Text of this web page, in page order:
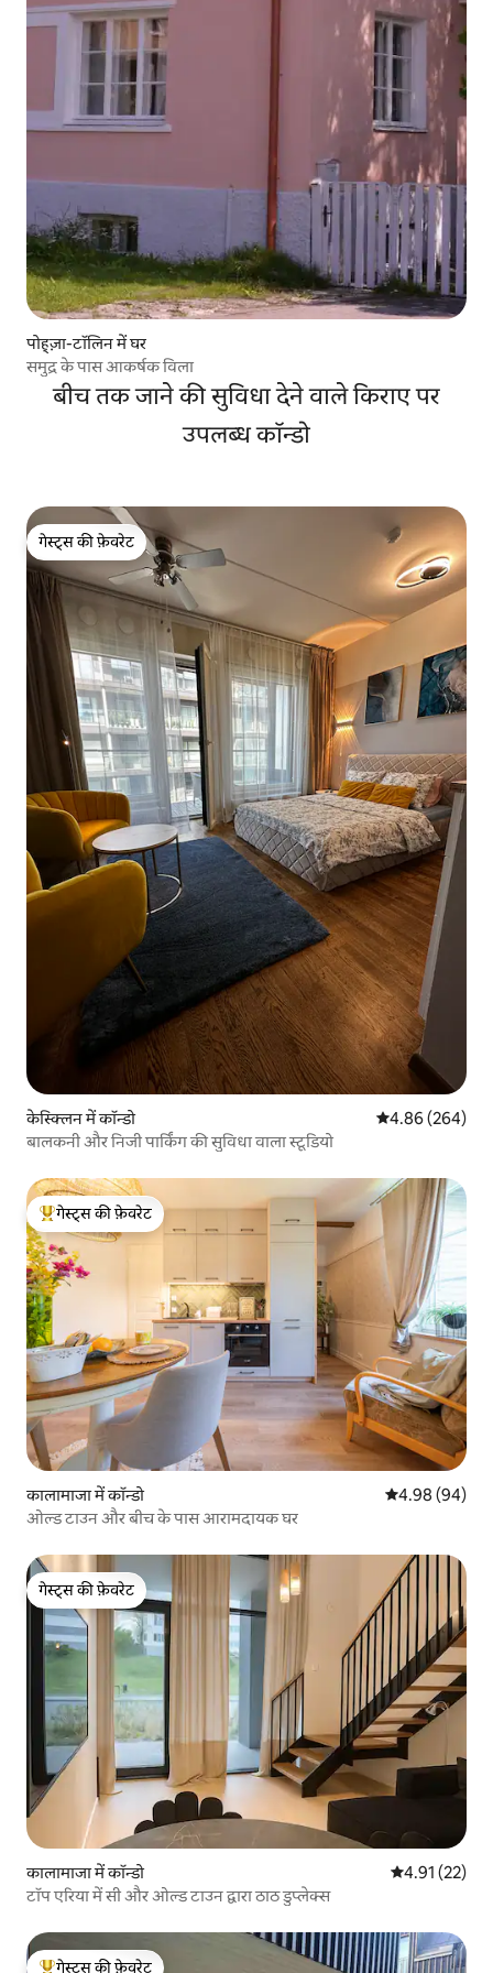
पोह्ज़ा-टॉलिन में घर
समुद्र के पास आकर्षक विला
बीच तक जाने की सुविधा देने वाले किराए पर
उपलब्ध कॉन्डो
गेस्ट्स की फ़ेवरेट
गेस्ट्स की फ़ेवरेट
केस्क्लिन में कॉन्डो औसत रेटिंग 5 में से
4.86 (264)
बालकनी और निजी पार्किंग की सुविधा वाला स्टूडियो
गेस्ट्स का टॉप फ़ेवरेट
गेस्ट्स की फ़ेवरेट
कालामाजा में कॉन्डो औसत रेटिंग 5 में
4.98 (94)
ओल्ड टाउन और बीच के पास आरामदायक घर
गेस्ट्स की फ़ेवरेट
गेस्ट्स की फ़ेवरेट
कालामाजा में कॉन्डो औसत रेटिंग 5 में
4.91 (22)
टॉप एरिया में सी और ओल्ड टाउन द्वारा ठाठ डुप्लेक्स
गेस्ट्स की फ़ेवरेट